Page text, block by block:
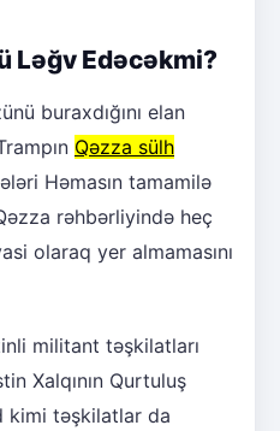
Ləğv Edəcəkmi?
buraxdığını elan
Qəzza sülh
Həmasın tamamilə
rəhbərliyində heç
olaraq yer almamasını
militant təşkilatları
Xalqının Qurtuluş
kimi təşkilatlar da